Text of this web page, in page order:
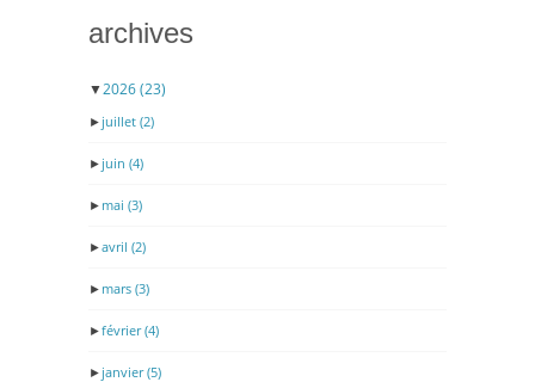
archives
▼2026(23)
► juillet (2)
► juin (4)
► mai (3)
►avril (2)
► mars (3)
►février(4)
► janvier(5)